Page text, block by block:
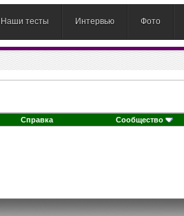
Наши тесты Интервью Фото
Справка Сообщество